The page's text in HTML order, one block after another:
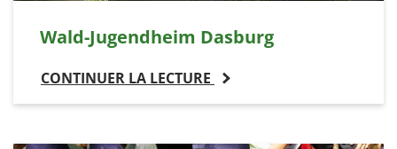
Wald-Jugendheim Dasburg
CONTINUER LA LECTURE